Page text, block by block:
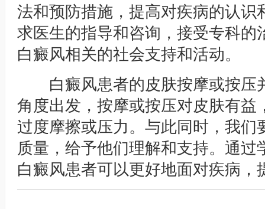
法和预防措施，提高对疾病的认识
求医生的指导和咨询，接受专科的
白癜风相关的社会支持和活动。
白癜风患者的皮肤按摩或按压
角度出发，按摩或按压对皮肤有益
过度摩擦或压力。与此同时，我们
质量，给予他们理解和支持。通
白癜风患者可以更好地面对疾病，